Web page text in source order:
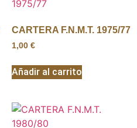
CARTERA F.N.M.T. 1975/77
1,00 €
Añadir al carrito